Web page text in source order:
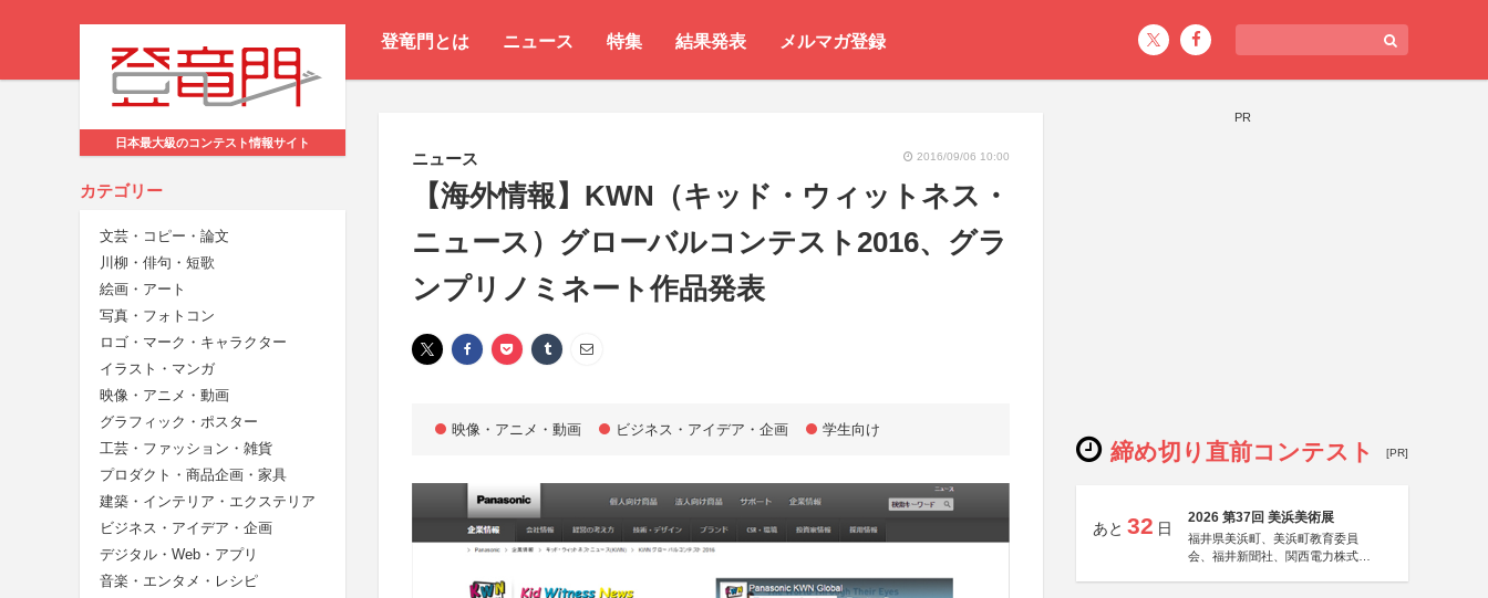
登竜門とは ニュース 特集 結果発表 メルマガ登録
日本最大級のコンテスト情報サイト
カテゴリー
文芸・コピー・論文
川柳・俳句・短歌
絵画・アート
写真・フォトコン
ロゴ・マーク・キャラクター
イラスト・マンガ
映像・アニメ・動画
グラフィック・ポスター
工芸・ファッション・雑貨
プロダクト・商品企画・家具
建築・インテリア・エクステリア
ビジネス・アイデア・企画
デジタル・Web・アプリ
音楽・エンタメ・レシピ
ニュース 2016/09/06 10:00
【海外情報】KWN（キッド・ウィットネス・
ニュース）グローバルコンテスト2016、グラ
ンプリノミネート作品発表
映像・アニメ・動画 ビジネス・アイデア・企画 学生向け
PR
締め切り直前コンテスト [PR]
あと 32 日
2026 第37回 美浜美術展
福井県美浜町、美浜町教育委員
会、福井新聞社、関西電力株式会